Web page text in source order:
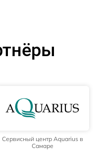
Сервисный центр Aquarius в
Самаре